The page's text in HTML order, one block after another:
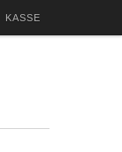
KASSE